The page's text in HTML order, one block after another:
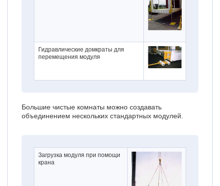
Гидравлические домкраты для
перемещения модуля
Большие чистые комнаты можно создавать
объединением нескольких стандартных модулей.
Загрузка модуля при помощи
крана